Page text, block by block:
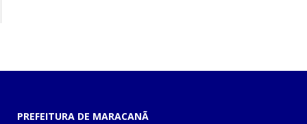
PREFEITURA DE MARACANÃ